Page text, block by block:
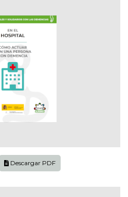
Descargar PDF